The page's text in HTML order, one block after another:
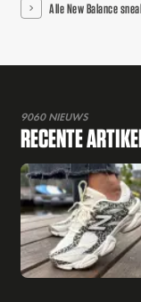
Alle New Balance
9060 NIEUWS
RECENTE